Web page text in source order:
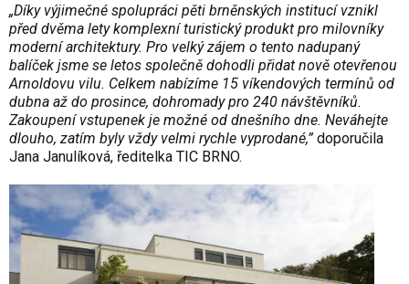
„Díky výjimečné spolupráci pěti brněnských institucí vznikl
před dvěma lety komplexní turistický produkt pro milovníky
moderní architektury. Pro velký zájem o tento nadupaný
balíček jsme se letos společně dohodli přidat nově otevřenou
Arnoldovu vilu. Celkem nabízíme 15 víkendových termínů od
dubna až do prosince, dohromady pro 240 návštěvníků.
Zakoupení vstupenek je možné od dnešního dne. Neváhejte
dlouho, zatím byly vždy velmi rychle vyprodané,” doporučila
Jana Janulíková, ředitelka TIC BRNO.